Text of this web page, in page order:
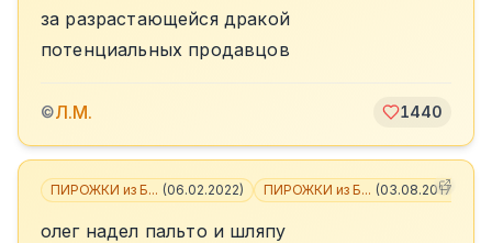
за разрастающейся дракой
потенциальных продавцов
©Л.М. 1440
ПИРОЖКИ из Б... (06.02.2022) ПИРОЖКИ из Б... (03.08.2017
олег надел пальто и шляпу